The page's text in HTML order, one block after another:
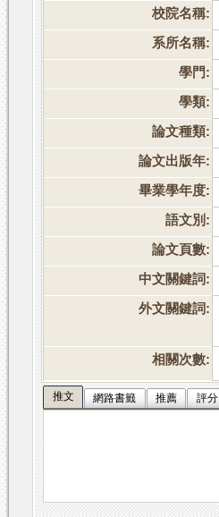
校院名稱:
系所名稱:
學門:
學類:
論文種類:
論文出版年:
畢業學年度:
語文別:
論文頁數:
中文關鍵詞:
外文關鍵詞:
相關次數:
推文 網路書籤 推薦 評分